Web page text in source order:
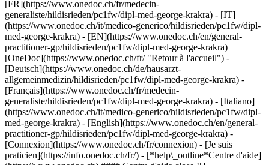
[FR](https://www.onedoc.ch/fr/medecin-
generaliste/hildisrieden/pc1fw/dipl-med-george-krakra) - [IT]
(https://www.onedoc.ch/it/medico-generico/hildisrieden/pc1fw/dipl-
med-george-krakra) - [EN](https://www.onedoc.ch/en/general-
practitioner-gp/hildisrieden/pc1fw/dipl-med-george-krakra)
[OneDoc](https://www.onedoc.ch/fr/ "Retour à l'accueil") -
[Deutsch](https://www.onedoc.ch/de/hausarzt-
allgemeinmedizin/hildisrieden/pc1fw/dipl-med-george-krakra) -
[Français](https://www.onedoc.ch/fr/medecin-
generaliste/hildisrieden/pc1fw/dipl-med-george-krakra) - [Italiano]
(https://www.onedoc.ch/it/medico-generico/hildisrieden/pc1fw/dipl-
med-george-krakra) - [English](https://www.onedoc.ch/en/general-
practitioner-gp/hildisrieden/pc1fw/dipl-med-george-krakra) -
[Connexion](https://www.onedoc.ch/fr/connexion) - [Je suis
praticien](https://info.onedoc.ch/fr/) - [*help\_outline*Centre d'aide]